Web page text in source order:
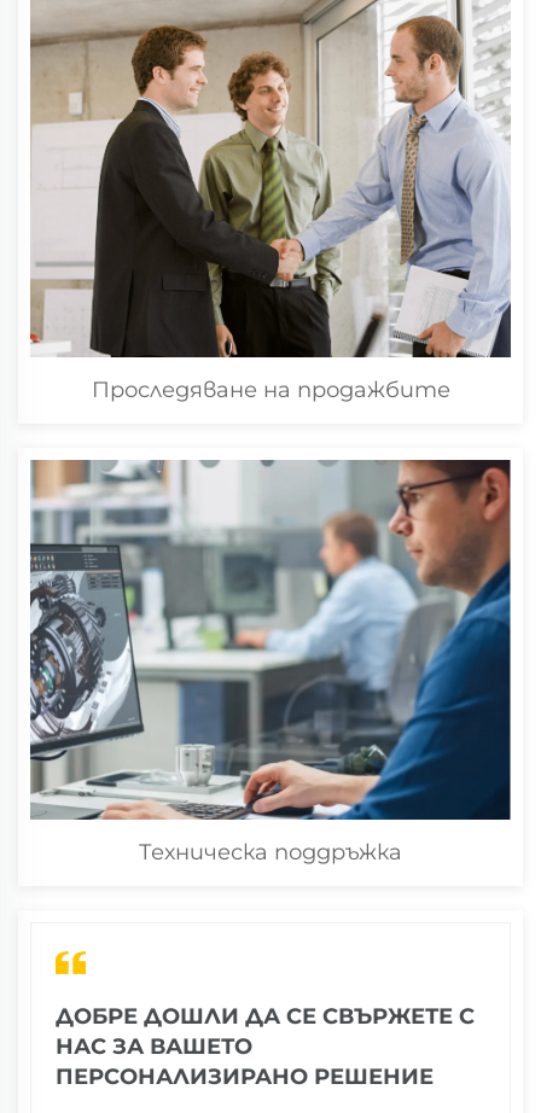
Проследяване на продажбите
Техническа поддръжка
ДОБРЕ ДОШЛИ ДА СЕ СВЪРЖЕТЕ С
НАС ЗА ВАШЕТО
ПЕРСОНАЛИЗИРАНО РЕШЕНИЕ